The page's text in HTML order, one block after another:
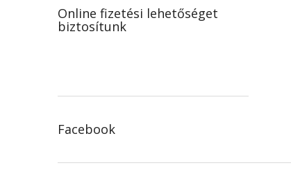
Online fizetési lehetőséget
biztosítunk
Facebook